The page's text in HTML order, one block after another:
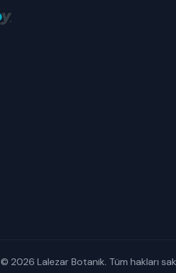
© 2026 Lalezar Botanik. Tüm hakları